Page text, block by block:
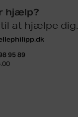
hjælp?
at hjælpe dig.
95 89